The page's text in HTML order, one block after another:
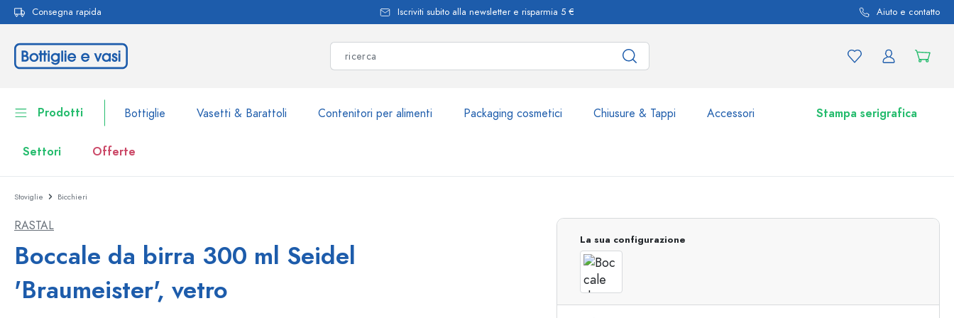
Passa alla navigazione principale
Consegna rapida Iscriviti subito alla newsletter e risparmia 5 € Aiuto e contatto
Prodotti Bottiglie Vasetti & Barattoli Contenitori per alimenti Packaging cosmetici Chiusure & Tappi Accessori Stampa serigrafica
Settori Offerte
Bottiglie
Contenitori per alimenti
Stoviglie
Bottiglie per marca
Bottiglie WECK
Vasetti e Barattoli
Stoviglie Bicchieri
RASTAL
Boccale da birra 300 ml Seidel
'Braumeister', vetro
La sua configurazione